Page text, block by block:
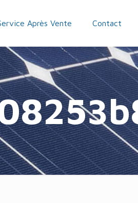
Après Vente Contact